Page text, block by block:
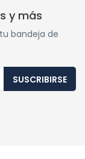
y más
bandeja de
SUSCRIBIRSE